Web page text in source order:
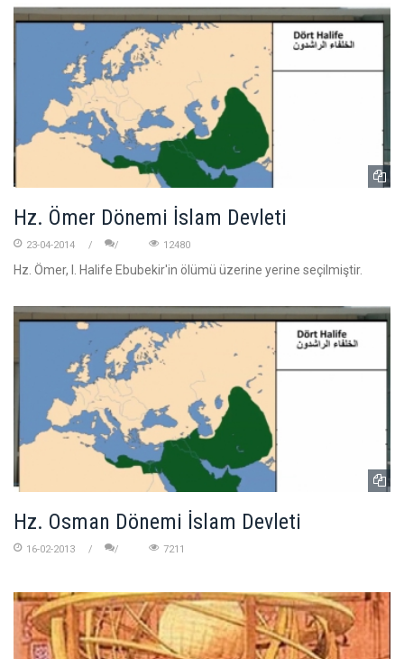
Hz. Ömer Dönemi İslam Devleti
23-04-2014 12480
Hz. Ömer, I. Halife Ebubekir'in ölümü üzerine yerine seçilmiştir.
Hz. Osman Dönemi İslam Devleti
16-02-2013 7211